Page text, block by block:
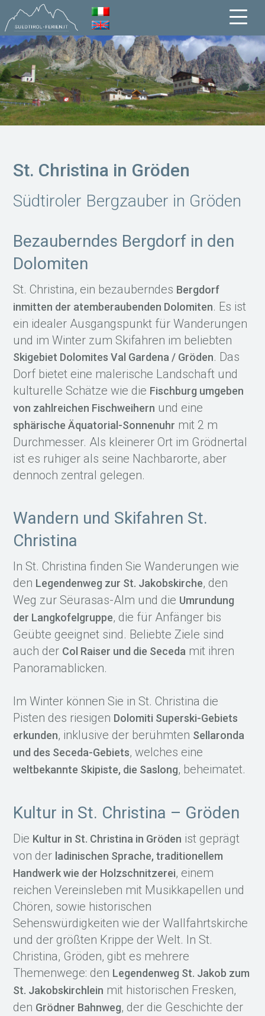
St. Christina in Gröden
Südtiroler Bergzauber in Gröden
Bezauberndes Bergdorf in den
Dolomiten
St. Christina, ein bezauberndes Bergdorf
inmitten der atemberaubenden Dolomiten. Es ist
ein idealer Ausgangspunkt für Wanderungen
und im Winter zum Skifahren im beliebten
Skigebiet Dolomites Val Gardena / Gröden. Das
Dorf bietet eine malerische Landschaft und
kulturelle Schätze wie die Fischburg umgeben
von zahlreichen Fischweihern und eine
sphärische Äquatorial-Sonnenuhr mit 2 m
Durchmesser. Als kleinerer Ort im Grödnertal
ist es ruhiger als seine Nachbarorte, aber
dennoch zentral gelegen.
Wandern und Skifahren St.
Christina
In St. Christina finden Sie Wanderungen wie
den Legendenweg zur St. Jakobskirche, den
Weg zur Sëurasas-Alm und die Umrundung
der Langkofelgruppe, die für Anfänger bis
Geübte geeignet sind. Beliebte Ziele sind
auch der Col Raiser und die Seceda mit ihren
Panoramablicken.
Im Winter können Sie in St. Christina die
Pisten des riesigen Dolomiti Superski-Gebiets
erkunden, inklusive der berühmten Sellaronda
und des Seceda-Gebiets, welches eine
weltbekannte Skipiste, die Saslong, beheimatet.
Kultur in St. Christina – Gröden
Die Kultur in St. Christina in Gröden ist geprägt
von der ladinischen Sprache, traditionellem
Handwerk wie der Holzschnitzerei, einem
reichen Vereinsleben mit Musikkapellen und
Chören, sowie historischen
Sehenswürdigkeiten wie der Wallfahrtskirche
und der größten Krippe der Welt. In St.
Christina, Gröden, gibt es mehrere
Themenwege: den Legendenweg St. Jakob zum
St. Jakobskirchlein mit historischen Fresken,
den Grödner Bahnweg, der die Geschichte der